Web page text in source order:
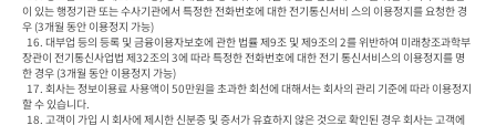
이 있는 행정기관 또는 수사기관에서 특정한 전화번호에 대한 전기통신서비 스의 이용정지를 요청한 경
우 (3개월 동안 이용정지 가능)
장관이 전기통신사업법 제32조의 3에 따라 특정한 전화번호에 대한 전기 통신서비스의 이용정지를 명
한 경우 (3개월 동안 이용정지 가능)
할 수 있습니다.